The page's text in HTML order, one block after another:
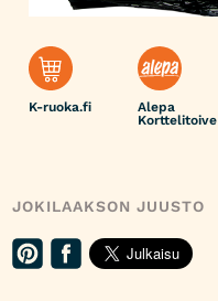
K-ruoka.fi
Alepa
Korttelitoive
JOKILAAKSON JUUSTO